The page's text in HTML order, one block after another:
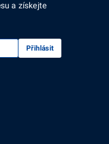
a získejte
Přihlásit